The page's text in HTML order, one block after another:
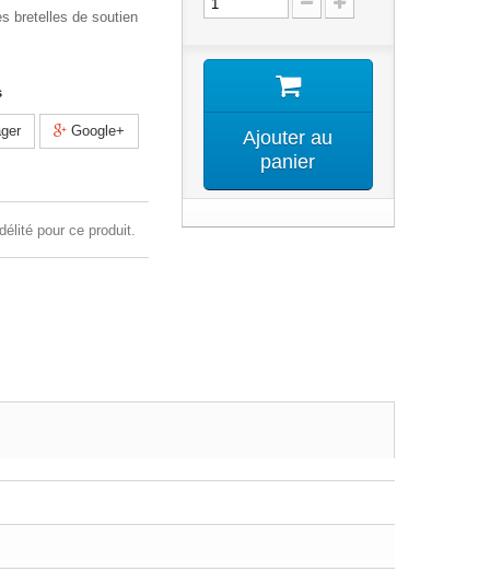
bretelles de soutien
Google+
pour ce produit.
Ajouter au
panier